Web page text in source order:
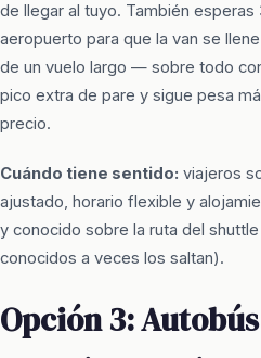
de llegar al tuyo. También
aeropuerto para que la van se
de un vuelo largo — sobre todo
pico extra de pare y sigue pesa
precio.
Cuándo tiene sentido: viajeros
ajustado, horario flexible y
y conocido sobre la ruta del
conocidos a veces los saltan).
Opción 3: